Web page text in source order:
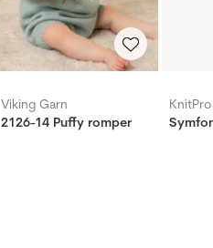
Viking Garn
2126-14 Puffy romper
KnitPro